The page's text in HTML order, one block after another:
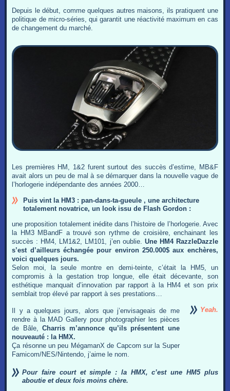
Depuis le début, comme quelques autres maisons, ils pratiquent une
politique de micro-séries, qui garantit une réactivité maximum en cas
de changement du marché.
Les premières HM, 1&2 furent surtout des succès d’estime, MB&F
avait alors un peu de mal à se démarquer dans la nouvelle vague de
l’horlogerie indépendante des années 2000…
Puis vint la HM3 : pan-dans-ta-gueule , une architecture
totalement novatrice, un look issu de Flash Gordon :
une proposition totalement inédite dans l’histoire de l’horlogerie. Avec
la HM3 MBandF a trouvé son rythme de croisière, enchainant les
succès : HM4, LM1&2, LM101, j’en oublie. Une HM4 RazzleDazzle
s’est d’ailleurs échangée pour environ 250.000$ aux enchères,
voici quelques jours.
Selon moi, la seule montre en demi-teinte, c’était la HM5, un
compromis à la gestation trop longue, elle était décevante, son
esthétique manquait d’innovation par rapport à la HM4 et son prix
semblait trop élevé par rapport à ses prestations…
Yeah.
Il y a quelques jours, alors que j’envisageais de me
rendre à la MAD Gallery pour photographier les pièces
de Bâle,Charris m’annonce qu’ils présentent une
nouveauté : la HMX.
Ça résonne un peu MégamanX de Capcom sur la Super
Famicom/NES/Nintendo, j’aime le nom.
Pour faire court et simple : la HMX, c’est une HM5 plus
aboutie et deux fois moins chère.